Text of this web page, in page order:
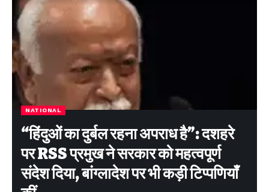
NATIONAL
“हिंदुओं का दुर्बल रहना अपराध है”: दशहरे
पर RSS प्रमुख ने सरकार को महत्वपूर्ण
संदेश दिया, बांग्लादेश पर भी कड़ी टिप्पणियाँ